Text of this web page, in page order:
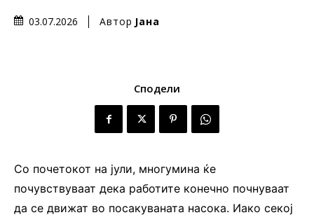
03.07.2026 Автор Јана
Сподели
Со почетокот на јули, многумина ќе
почувствуваат дека работите конечно почнуваат
да се движат во посакуваната насока. Иако секој